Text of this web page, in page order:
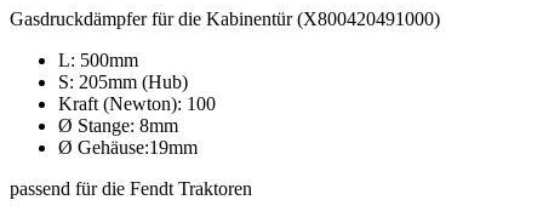
Gasdruckdämpfer für die Kabinentür (X800420491000)
L: 500mm
S: 205mm (Hub)
Kraft (Newton): 100
Ø Stange: 8mm
Ø Gehäuse:19mm
passend für die Fendt Traktoren